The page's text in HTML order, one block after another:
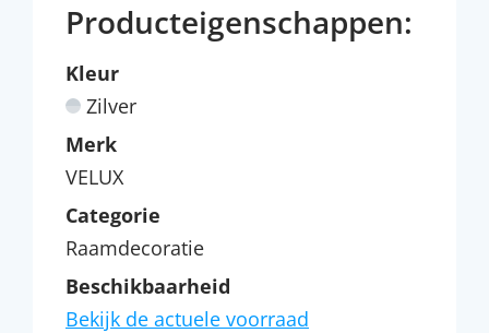
Producteigenschappen:
Kleur
Zilver
Merk
VELUX
Categorie
Raamdecoratie
Beschikbaarheid
Bekijk de actuele voorraad